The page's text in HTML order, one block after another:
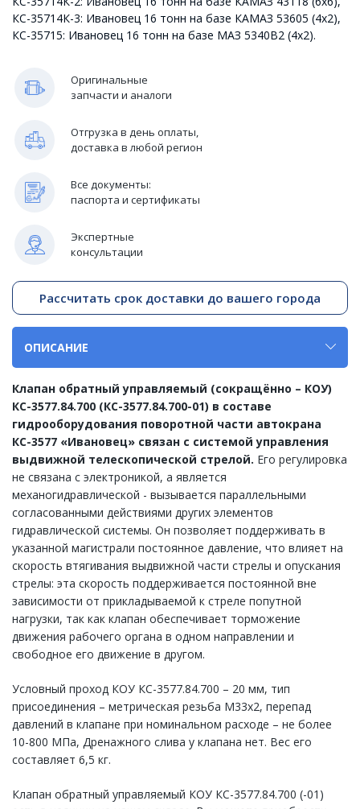
КС-35714К-3: Ивановец 16 тонн на базе КАМАЗ 53605 (4х2),
КС-35715: Ивановец 16 тонн на базе МАЗ 5340В2 (4х2).
Оригинальные
запчасти и аналоги
Отгрузка в день оплаты,
доставка в любой регион
Все документы:
паспорта и сертификаты
Экспертные
консультации
Рассчитать срок доставки до вашего города
ОПИСАНИЕ
Клапан обратный управляемый (сокращённо – КОУ)
КС-3577.84.700 (КС-3577.84.700-01) в составе
гидрооборудования поворотной части автокрана
КС-3577 «Ивановец» связан с системой управления
выдвижной телескопической стрелой. Его регулировка
не связана с электроникой, а является
механогидравлической - вызывается параллельными
согласованными действиями других элементов
гидравлической системы. Он позволяет поддерживать в
указанной магистрали постоянное давление, что влияет на
скорость втягивания выдвижной части стрелы и опускания
стрелы: эта скорость поддерживается постоянной вне
зависимости от прикладываемой к стреле попутной
нагрузки, так как клапан обеспечивает торможение
движения рабочего органа в одном направлении и
свободное его движение в другом.
Условный проход КОУ КС-3577.84.700 – 20 мм, тип
присоединения – метрическая резьба М33х2, перепад
давлений в клапане при номинальном расходе – не более
10-800 МПа, Дренажного слива у клапана нет. Вес его
составляет 6,5 кг.
Клапан обратный управляемый КОУ КС-3577.84.700 (-01)